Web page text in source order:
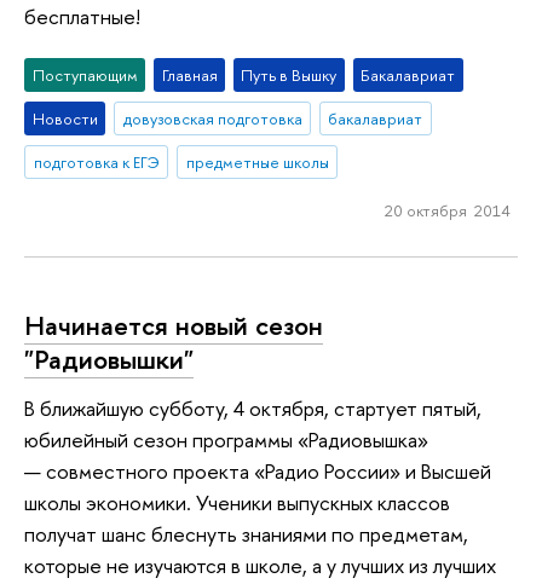
бесплатные!
Поступающим Главная Путь в Вышку
Бакалавриат
Новости
довузовская подготовка
бакалавриат
подготовка к ЕГЭ
предметные школы
20 октября 2014
Начинается новый сезон
"Радиовышки"
В ближайшую субботу, 4 октября, стартует пятый,
юбилейный сезон программы «Радиовышка»
— совместного проекта «Радио России» и Высшей
школы экономики. Ученики выпускных классов
получат шанс блеснуть знаниями по предметам,
которые не изучаются в школе, а у лучших из лучших